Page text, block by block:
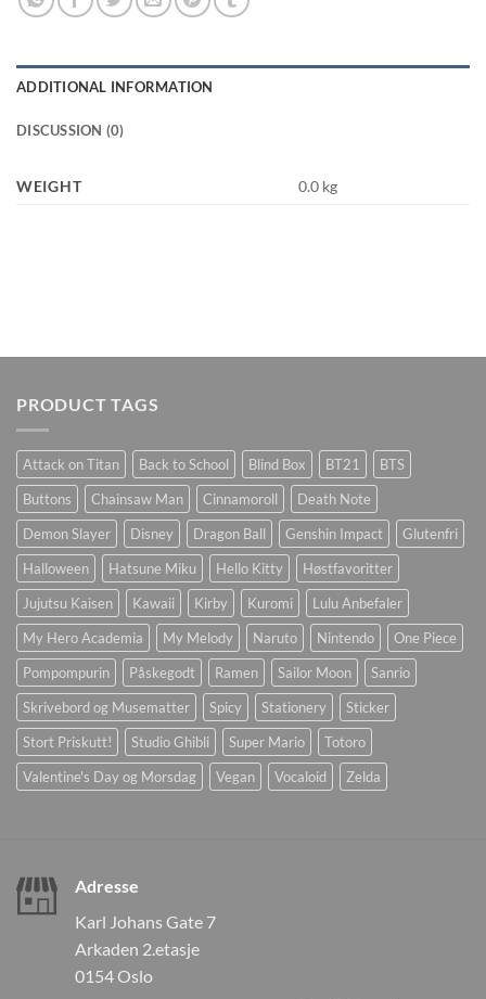
ADDITIONAL INFORMATION
DISCUSSION (0)
WEIGHT 0.0 kg
PRODUCT TAGS
Attack on Titan Back to School Blind Box BT21
BTS
Buttons
Chainsaw Man Cinnamoroll
Death Note
Demon Slayer
Disney Dragon Ball Genshin Impact
Glutenfri
Halloween
Hatsune Miku Hello Kitty
Høstfavoritter
Jujutsu Kaisen
Kawaii Kirby Kuromi
Lulu Anbefaler
My Hero Academia
My Melody Naruto Nintendo
One Piece
Pompompurin
Påskegodt Ramen Sailor Moon
Sanrio
Skrivebord og Musematter
Spicy Stationery
Sticker
Stort Priskutt!
Studio Ghibli Super Mario
Totoro
Valentine's Day og Morsdag
Vegan Vocaloid Zelda
Adresse
Karl Johans Gate 7
Arkaden 2.etasje
0154 Oslo